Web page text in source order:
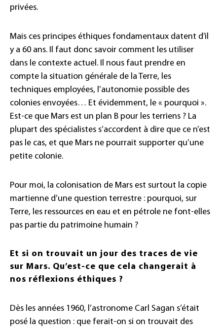
privées.
Mais ces principes éthiques fondamentaux datent d’il
y a 60 ans. Il faut donc savoir comment les utiliser
dans le contexte actuel. Il nous faut prendre en
compte la situation générale de la Terre, les
techniques employées, l’autonomie possible des
colonies envoyées… Et évidemment, le « pourquoi ».
Est-ce que Mars est un plan B pour les terriens ? La
plupart des spécialistes s’accordent à dire que ce n’est
pas le cas, et que Mars ne pourrait supporter qu’une
petite colonie.
Pour moi, la colonisation de Mars est surtout la copie
martienne d’une question terrestre : pourquoi, sur
Terre, les ressources en eau et en pétrole ne font-elles
pas partie du patrimoine humain ?
Et si on trouvait un jour des traces de vie
sur Mars. Qu’est-ce que cela changerait à
nos réflexions éthiques ?
Dès les années 1960, l’astronome Carl Sagan s’était
posé la question : que ferait-on si on trouvait des